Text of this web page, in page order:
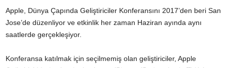
Apple, Dünya Çapında Geliştiriciler Konferansını 2017’den beri San
Jose’de düzenliyor ve etkinlik her zaman Haziran ayında aynı
saatlerde gerçekleşiyor.
Konferansa katılmak için seçilmemiş olan geliştiriciler, Apple